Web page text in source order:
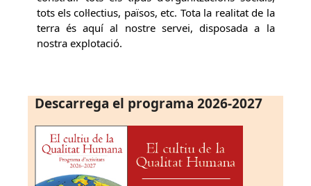
tots els col·lectius, països, etc. Tota la realitat de la
terra és aquí al nostre servei, disposada a la
nostra explotació.
Descarrega el programa 2026-2027